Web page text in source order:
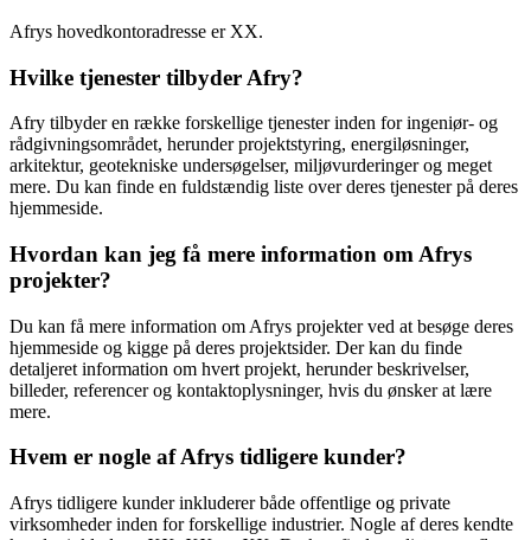
Afrys hovedkontoradresse er XX.
Hvilke tjenester tilbyder Afry?
Afry tilbyder en række forskellige tjenester inden for ingeniør- og
rådgivningsområdet, herunder projektstyring, energiløsninger,
arkitektur, geotekniske undersøgelser, miljøvurderinger og meget
mere. Du kan finde en fuldstændig liste over deres tjenester på deres
hjemmeside.
Hvordan kan jeg få mere information om Afrys
projekter?
Du kan få mere information om Afrys projekter ved at besøge deres
hjemmeside og kigge på deres projektsider. Der kan du finde
detaljeret information om hvert projekt, herunder beskrivelser,
billeder, referencer og kontaktoplysninger, hvis du ønsker at lære
mere.
Hvem er nogle af Afrys tidligere kunder?
Afrys tidligere kunder inkluderer både offentlige og private
virksomheder inden for forskellige industrier. Nogle af deres kendte